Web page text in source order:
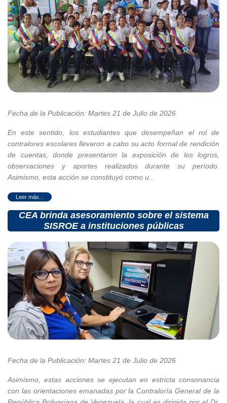
Fecha de la Publicación: Martes 21 de Julio de 2026
En este sentido, los estudiantes que desempeñan el rol de
contralores escolares llevaron a cabo su acto formal de rendición
de cuentas, donde presentaron la exposición de los logros,
observaciones y aportes realizados durante su período.
Asimismo, esta acción se constituyó como u...
CEA brinda asesoramiento sobre el sistema
SISROE a instituciones públicas
Fecha de la Publicación: Martes 21 de Julio de 2026
Asimismo, estas acciones se ejecutan en estricta consonancia
con las orientaciones emanadas por la Contraloría General de la